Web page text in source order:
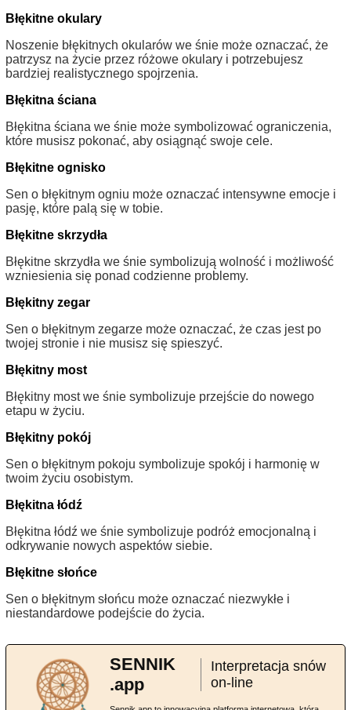
Błękitne okulary
Noszenie błękitnych okularów we śnie może oznaczać, że
patrzysz na życie przez różowe okulary i potrzebujesz
bardziej realistycznego spojrzenia.
Błękitna ściana
Błękitna ściana we śnie może symbolizować ograniczenia,
które musisz pokonać, aby osiągnąć swoje cele.
Błękitne ognisko
Sen o błękitnym ogniu może oznaczać intensywne emocje i
pasję, które palą się w tobie.
Błękitne skrzydła
Błękitne skrzydła we śnie symbolizują wolność i możliwość
wzniesienia się ponad codzienne problemy.
Błękitny zegar
Sen o błękitnym zegarze może oznaczać, że czas jest po
twojej stronie i nie musisz się spieszyć.
Błękitny most
Błękitny most we śnie symbolizuje przejście do nowego
etapu w życiu.
Błękitny pokój
Sen o błękitnym pokoju symbolizuje spokój i harmonię w
twoim życiu osobistym.
Błękitna łódź
Błękitna łódź we śnie symbolizuje podróż emocjonalną i
odkrywanie nowych aspektów siebie.
Błękitne słońce
Sen o błękitnym słońcu może oznaczać niezwykłe i
niestandardowe podejście do życia.
SENNIK
.app
Interpretacja snów
on-line